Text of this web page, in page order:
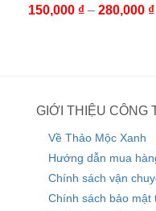
150,000 ₫ – 280,000 ₫
GIỚI THIỆU CÔNG
Về Thảo Mộc Xanh
Hướng dẫn mua
Chính sách vận
Chính sách bảo mật